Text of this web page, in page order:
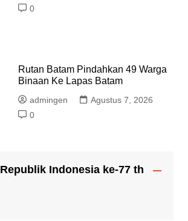
0
Rutan Batam Pindahkan 49 Warga
Binaan Ke Lapas Batam
admingen
Agustus 7, 2026
0
Indonesia ke-77 th